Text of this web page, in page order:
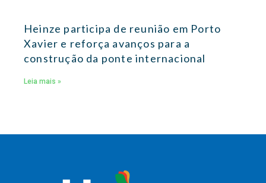
Heinze participa de reunião em Porto
Xavier e reforça avanços para a
construção da ponte internacional
Leia mais »